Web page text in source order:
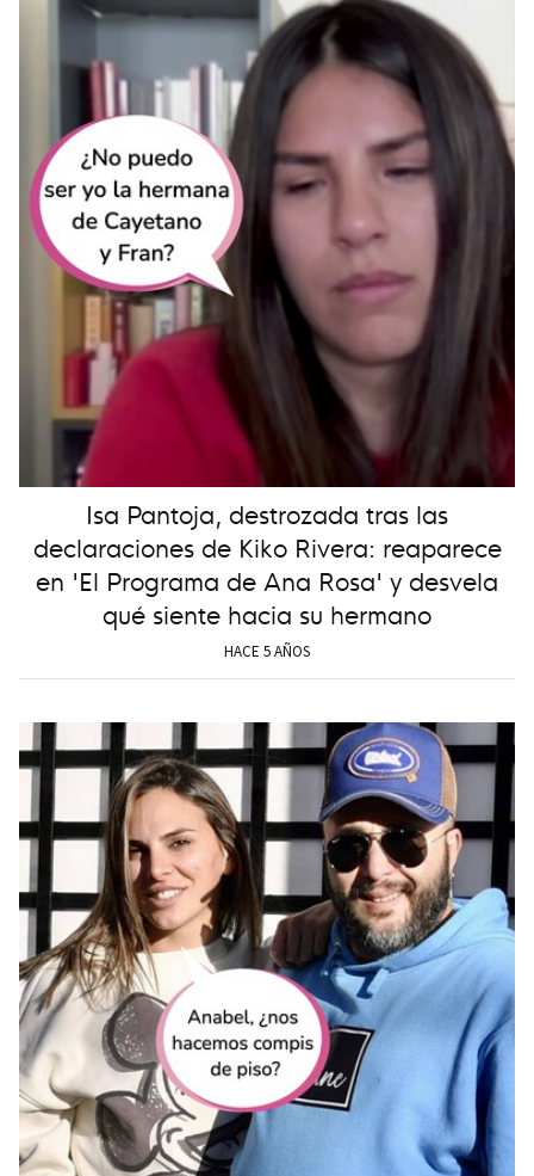
Isa Pantoja, destrozada tras las
declaraciones de Kiko Rivera: reaparece
en 'El Programa de Ana Rosa' y desvela
qué siente hacia su hermano
HACE 5 AÑOS